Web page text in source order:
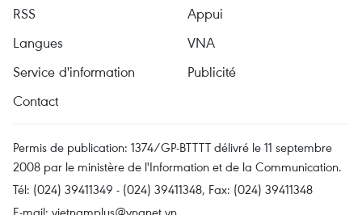
RSS
Appui
Langues
VNA
Service d'information
Publicité
Contact
Permis de publication: 1374/GP-BTTTT délivré le 11 septembre
2008 par le ministère de l'Information et de la Communication.
Tél: (024) 39411349 - (024) 39411348, Fax: (024) 39411348